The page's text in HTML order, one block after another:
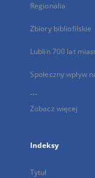
Regionalia
Zbiory bibliofilskie
Lublin 700 lat
Społeczny wpływ
...
Zobacz więcej
Indeksy
Tytuł